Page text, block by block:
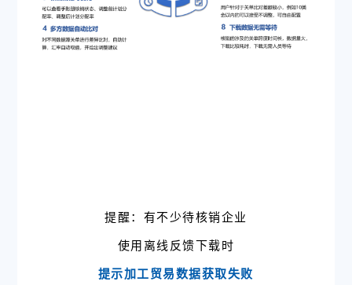
提醒：有不少待核销企业
使用离线反馈下载时
提示加工贸易数据获取失败